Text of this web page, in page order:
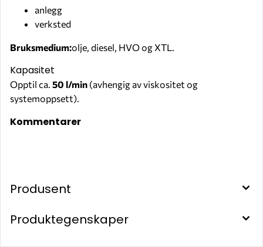
anlegg
verksted
Bruksmedium:olje, diesel, HVO og XTL.
Kapasitet
Opptil ca. 50 l/min (avhengig av viskositet og
systemoppsett).
Kommentarer
Produsent
Produktegenskaper